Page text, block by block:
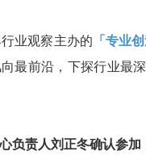
业观察主办的 「专业
最前沿，下探行业最
负责人刘正冬确认参加